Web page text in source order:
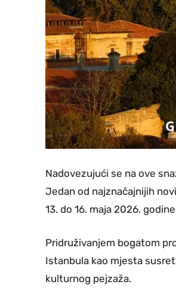
Nadovezujući se na ove
Jedan od najznačajnijih
13. do 16. maja 2026.
Pridruživanjem bogatom
Istanbula kao mjesta
kulturnog pejzaža.